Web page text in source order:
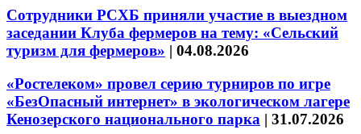
Сотрудники РСХБ приняли участие в выездном
заседании Клуба фермеров на тему: «Сельский
туризм для фермеров» | 04.08.2026
«Ростелеком» провел серию турниров по игре
«БезОпасный интернет» в экологическом лагере
Кенозерского национального парка | 31.07.2026